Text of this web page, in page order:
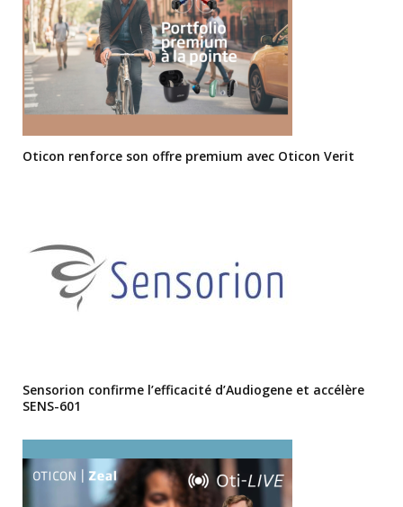
Oticon renforce son offre premium avec Oticon Verit
Sensorion confirme l’efficacité d’Audiogene et accélère
SENS-601